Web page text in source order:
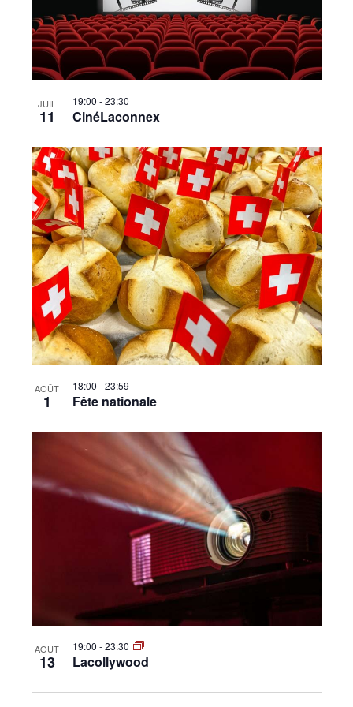
JUIL
11
19:00 -23:30
CinéLaconnex
AOÛT
1
18:00 -23:59
Fête nationale
AOÛT
13
19:00 -23:30
Lacollywood